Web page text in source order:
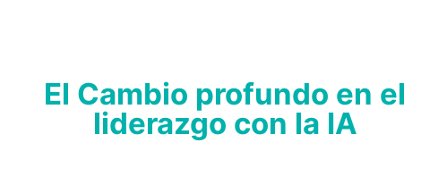
El Cambio profundo en el
liderazgo con la IA